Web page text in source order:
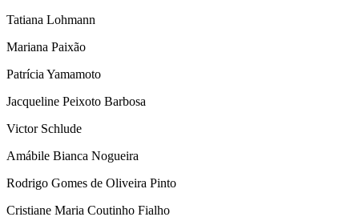
Tatiana Lohmann
Mariana Paixão
Patrícia Yamamoto
Jacqueline Peixoto Barbosa
Victor Schlude
Amábile Bianca Nogueira
Rodrigo Gomes de Oliveira Pinto
Cristiane Maria Coutinho Fialho